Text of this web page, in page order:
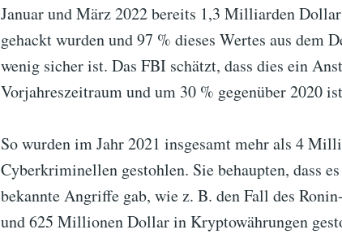
Januar und März 2022 bereits 1,3 Milliarden
gehackt wurden und 97 % dieses Wertes aus dem
wenig sicher ist. Das FBI schätzt, dass dies ein
Vorjahreszeitraum und um 30 % gegenüber 2020
So wurden im Jahr 2021 insgesamt mehr als 4
Cyberkriminellen gestohlen. Sie behaupten, dass
bekannte Angriffe gab, wie z. B. den Fall des
und 625 Millionen Dollar in Kryptowährungen